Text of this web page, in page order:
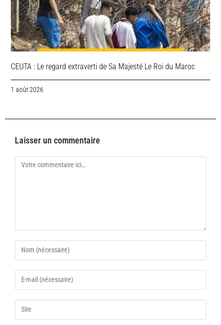
CEUTA : Le regard extraverti de Sa Majesté Le Roi du Maroc
1 août 2026
Laisser un commentaire